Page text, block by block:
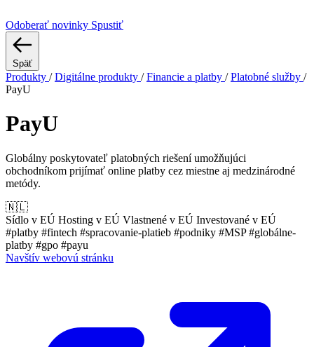
Odoberať novinky Spustiť
Späť
Produkty / Digitálne produkty / Financie a platby / Platobné služby /
PayU
PayU
Globálny poskytovateľ platobných riešení umožňujúci
obchodníkom prijímať online platby cez miestne aj medzinárodné
metódy.
🇳🇱
Sídlo v EÚ Hosting v EÚ Vlastnené v EÚ Investované v EÚ
#platby #fintech #spracovanie-platieb #podniky #MSP#globálne-
platby #gpo #payu
Navštív webovú stránku